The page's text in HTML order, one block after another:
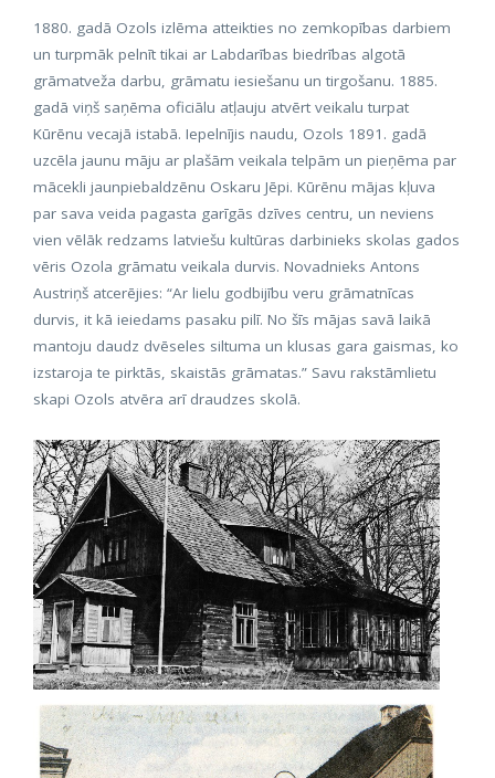
1880. gadā Ozols izlēma atteikties no zemkopības darbiem
un turpmāk pelnīt tikai ar Labdarības biedrības algotā
grāmatveža darbu, grāmatu iesiešanu un tirgošanu. 1885.
gadā viņš saņēma oficiālu atļauju atvērt veikalu turpat
Kūrēnu vecajā istabā. Iepelnījis naudu, Ozols 1891. gadā
uzcēla jaunu māju ar plašām veikala telpām un pieņēma par
mācekli jaunpiebaldzēnu Oskaru Jēpi. Kūrēnu mājas kļuva
par sava veida pagasta garīgās dzīves centru, un neviens
vien vēlāk redzams latviešu kultūras darbinieks skolas gados
vēris Ozola grāmatu veikala durvis. Novadnieks Antons
Austriņš atcerējies: “Ar lielu godbijību veru grāmatnīcas
durvis, it kā ieiedams pasaku pilī. No šīs mājas savā laikā
mantoju daudz dvēseles siltuma un klusas gara gaismas, ko
izstaroja te pirktās, skaistās grāmatas.” Savu rakstāmlietu
skapi Ozols atvēra arī draudzes skolā.